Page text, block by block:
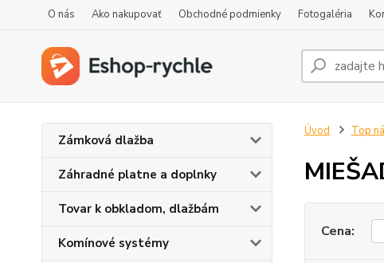
O nás Ako nakupovať Obchodné podmienky Fotogaléria
Zámková dlažba
Záhradné platne a doplnky
Tovar k obkladom, dlažbám
Komínové systémy
Úvod Top
Cena: